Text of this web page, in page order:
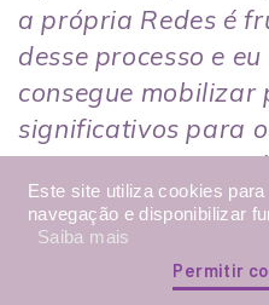
a própria Redes é
desse processo e
consegue mobilizar
significativos para
justamente porque
com toda uma
muito tempo
Este site utiliza cookies
navegação e disponibilizar
Saiba mais
Permitir